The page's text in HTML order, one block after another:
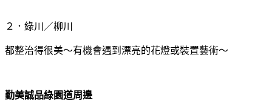
２．綠川／柳川
都整治得很美～有機會遇到漂亮的花燈或裝置藝術～
勤美誠品綠園道周邊